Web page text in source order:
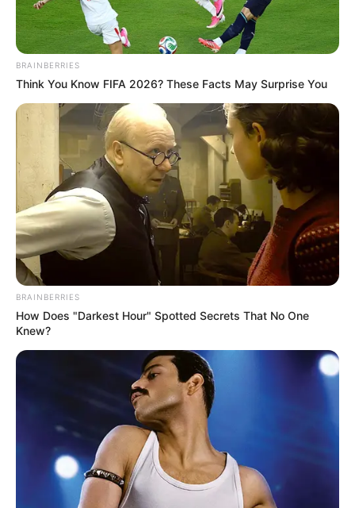
BRAINBERRIES
Think You Know FIFA 2026? These Facts May Surprise You
BRAINBERRIES
How Does "Darkest Hour" Spotted Secrets That No One
Knew?